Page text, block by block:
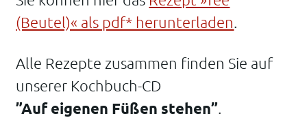
(Beutel)« als pdf* herunterladen.
Alle Rezepte zusammen finden Sie auf
unserer Kochbuch-CD
”Auf eigenen Füßen stehen”.